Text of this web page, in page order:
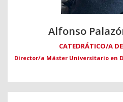
Alfonso
CATEDRÁTICO/A
Director/a Máster Universitario en